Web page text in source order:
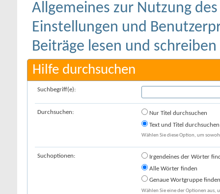
Allgemeines zur Nutzung
Einstellungen und
Beiträge lesen und schreiben
Hilfe durchsuchen
Suchbegriff(e):
Durchsuchen:
Nur Titel durchsuchen
Text und Titel durchsuchen
Wählen Sie diese Option, um
Suchoptionen:
Irgendeines der Wörter
Alle Wörter finden
Genaue Wortgruppe finden
Wählen Sie eine der Optionen aus,